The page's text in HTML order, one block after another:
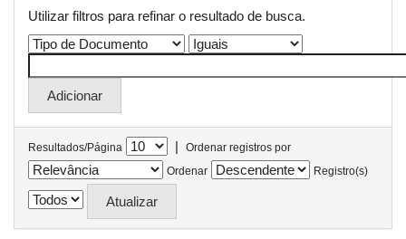
Utilizar filtros para refinar o resultado de busca.
Resultados/Página |
Ordenar registros por
Ordenar
Registro(s)